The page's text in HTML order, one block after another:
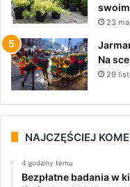
23
Na
29
NAJCZĘŚCIEJ
4 godziny temu
Bezpłatne badania w